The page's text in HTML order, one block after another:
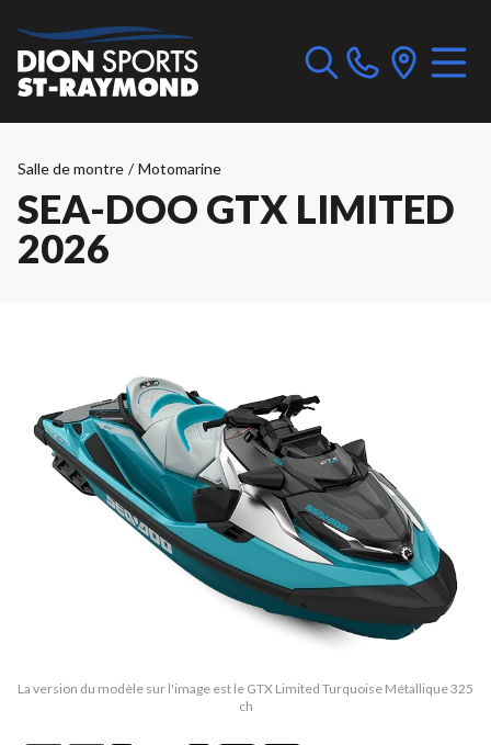
Salle de montre / Motomarine
SEA-DOO GTX LIMITED
2026
La version du modèle sur l'image est le GTX Limited Turquoise Métallique 325
ch